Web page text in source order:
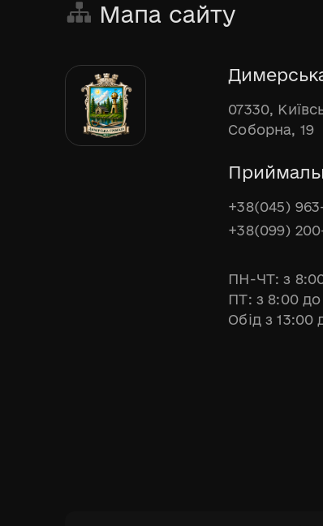
Мапа сайту
07330,
Соборна, 19
+38(045)
+38(099)
ПН-ЧТ: з
ПТ: з 8:00 до
Обід з 13:00